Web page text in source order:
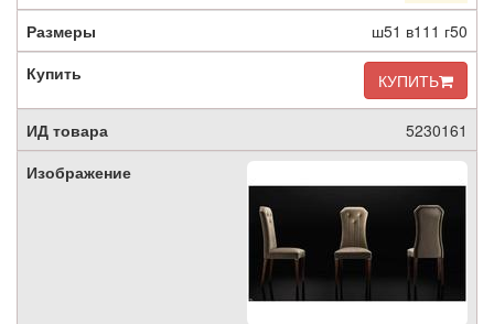
ш51 в111 г50
КУПИТЬ
5230161